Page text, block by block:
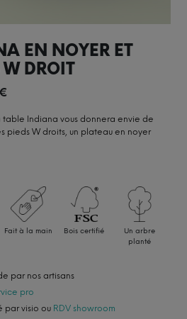
EN NOYER ET
W DROIT
table Indiana vous donnera envie de
pieds W droits, un plateau en noyer
Fait à la main Bois certifié
Un arbre
planté
par nos artisans
pro
par visio ou RDV showroom